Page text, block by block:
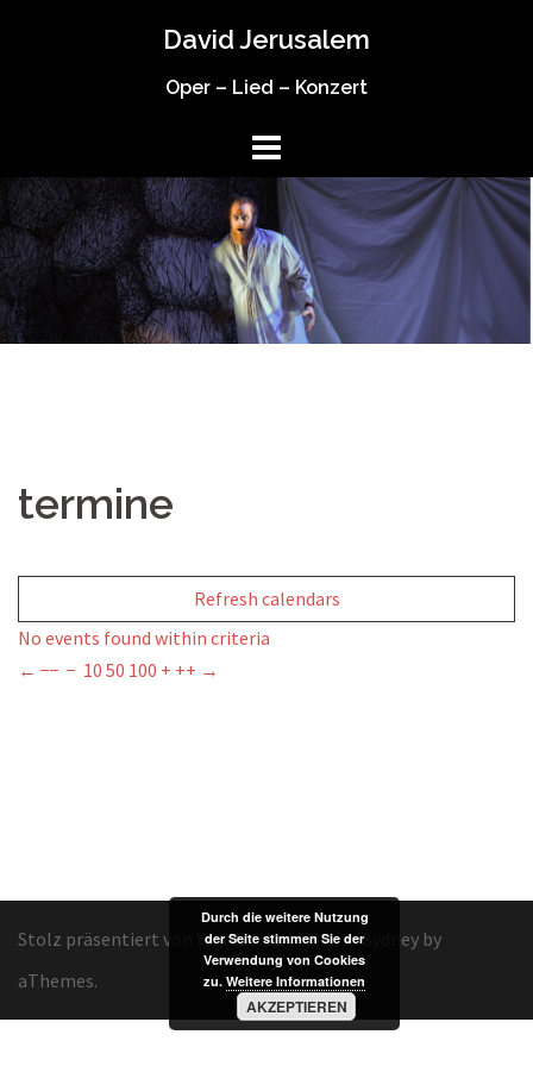
David Jerusalem
Oper – Lied – Konzert
termine
Refresh calendars
No events found within criteria
← −− − 10 50 100 + ++ →
Stolz präsentiert von WordPress|Theme:Sydney by
aThemes.
Durch die weitere Nutzung
der Seite stimmen Sie der
Verwendung von Cookies
zu. Weitere Informationen
AKZEPTIEREN